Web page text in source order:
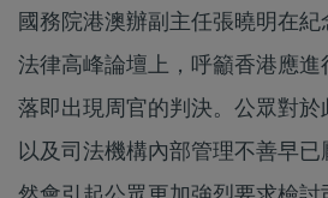
國務院港澳辦副主任張曉明在
法律高峰論壇上，呼籲香港應進
落即出現周官的判決。公眾對
以及司法機構內部管理不善早